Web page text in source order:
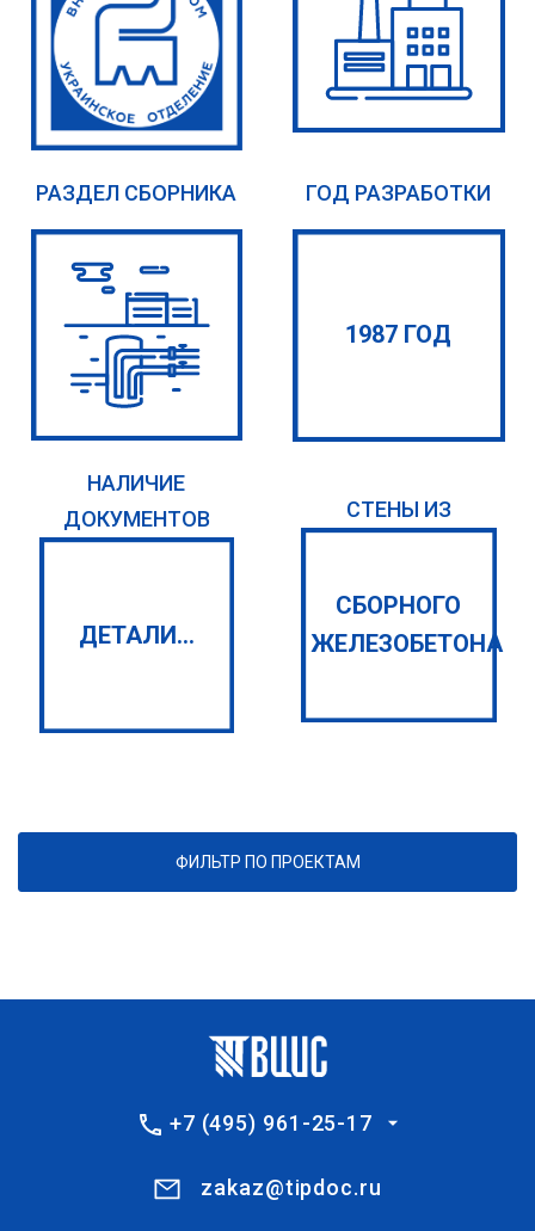
РАЗДЕЛ СБОРНИКА ГОД РАЗРАБОТКИ
1987 ГОД
НАЛИЧИЕ
ДОКУМЕНТОВ
ДЕТАЛИ...
СТЕНЫ ИЗ
СБОРНОГО
ЖЕЛЕЗОБЕТОНА
ФИЛЬТР ПО ПРОЕКТАМ
+7 (495) 961-25-17
zakaz@tipdoc.ru